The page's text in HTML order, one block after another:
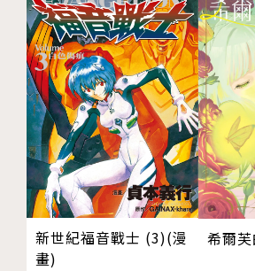
新世紀福音戰士 (3)(漫
畫)
希爾